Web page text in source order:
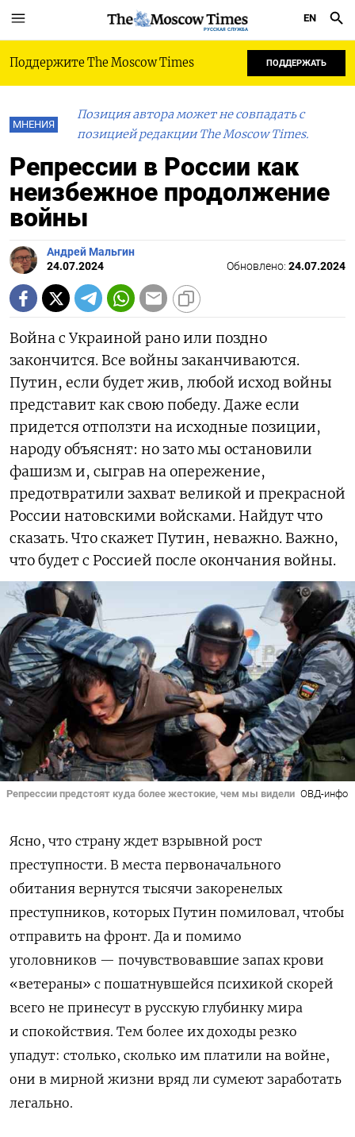
РУССКАЯ СЛУЖБА
EN
Поддержите The Moscow Times ПОДДЕРЖАТЬ
МНЕНИЯ
Позиция автора может не совпадать с
позицией редакции The Moscow Times.
Репрессии в России как
неизбежное продолжение
войны
Андрей Мальгин
24.07.2024
Обновлено: 24.07.2024
Война с Украиной рано или поздно
закончится. Все войны заканчиваются.
Путин, если будет жив, любой исход войны
представит как свою победу. Даже если
придется отползти на исходные позиции,
народу объяснят: но зато мы остановили
фашизм и, сыграв на опережение,
предотвратили захват великой и прекрасной
России натовскими войсками. Найдут что
сказать. Что скажет Путин, неважно. Важно,
что будет с Россией после окончания войны.
Репрессии предстоят куда более жестокие, чем мы видели ОВД-инфо
Ясно, что страну ждет взрывной рост
преступности. В места первоначального
обитания вернутся тысячи закоренелых
преступников, которых Путин помиловал, чтобы
отправить на фронт. Да и помимо
уголовников — почувствовавшие запах крови
«ветераны» с пошатнувшейся психикой скорей
всего не принесут в русскую глубинку мира
и спокойствия. Тем более их доходы резко
упадут: столько, сколько им платили на войне,
они в мирной жизни вряд ли сумеют заработать
легально.